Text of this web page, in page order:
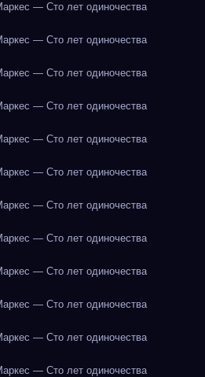
— Сто лет одиночества
— Сто лет одиночества
— Сто лет одиночества
— Сто лет одиночества
— Сто лет одиночества
— Сто лет одиночества
— Сто лет одиночества
— Сто лет одиночества
— Сто лет одиночества
— Сто лет одиночества
— Сто лет одиночества
— Сто лет одиночества